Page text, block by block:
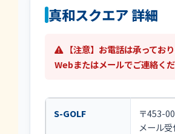
真和スクエア 詳細
【注意】お電話は承っており
Webまたはメールでご連絡くだ
S-GOLF
〒453-
メール